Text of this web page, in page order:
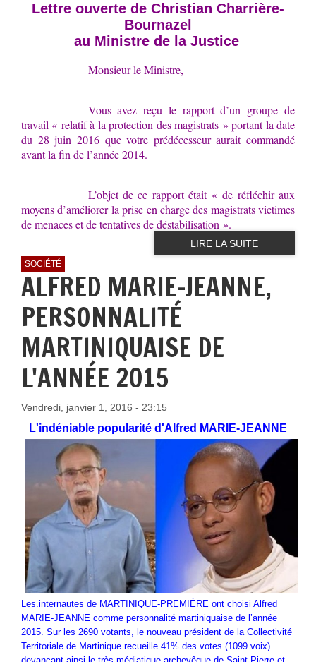
Lettre ouverte de Christian Charrière-
Bournazel
au Ministre de la Justice
Monsieur le Ministre,
Vous avez reçu le rapport d’un groupe de
travail « relatif à la protection des magistrats » portant la date
du 28 juin 2016 que votre prédécesseur aurait commandé
avant la fin de l’année 2014.
L’objet de ce rapport était « de réfléchir aux
moyens d’améliorer la prise en charge des magistrats victimes
de menaces et de tentatives de déstabilisation ».
LIRE LA SUITE
SOCIÉTÉ
ALFRED MARIE-JEANNE,
PERSONNALITÉ
MARTINIQUAISE DE
L'ANNÉE 2015
Vendredi, janvier 1, 2016 - 23:15
L'indéniable popularité d'Alfred MARIE-JEANNE
Les.internautes de MARTINIQUE-PREMIÈRE ont choisi Alfred
MARIE-JEANNE comme personnalité martiniquaise de l’année
2015. Sur les 2690 votants, le nouveau président de la Collectivité
Territoriale de Martinique recueille 41% des votes (1099 voix)